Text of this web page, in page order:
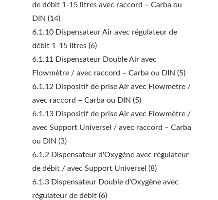
de débit 1-15 litres avec raccord – Carba ou
DIN (14)
6.1.10 Dispensateur Air avec régulateur de
débit 1-15 litres (6)
6.1.11 Dispensateur Double Air avec
Flowmètre / avec raccord – Carba ou DIN (5)
6.1.12 Dispositif de prise Air avec Flowmètre /
avec raccord – Carba ou DIN (5)
6.1.13 Dispositif de prise Air avec Flowmètre /
avec Support Universel / avec raccord – Carba
ou DIN (3)
6.1.2 Dispensateur d'Oxygène avec régulateur
de débit / avec Support Universel (8)
6.1.3 Dispensateur Double d'Oxygène avec
régulateur de débit (6)